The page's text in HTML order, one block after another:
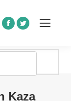
Facebook
Twitter
Kaza